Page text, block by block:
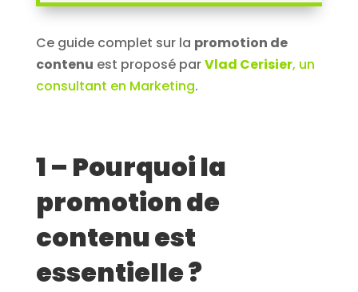
Ce guide complet sur la promotion de
contenu est proposé parVlad Cerisier, un
consultant en Marketing.
1 – Pourquoi la
promotion de
contenu est
essentielle ?